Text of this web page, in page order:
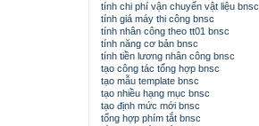
tính chi phí vận chuyển vật liệu bnsc
tính giá máy thi công bnsc
tính nhân công theo tt01 bnsc
tính năng cơ bản bnsc
tính tiền lương nhân công bnsc
tạo công tác tổng hợp bnsc
tạo mẫu template bnsc
tạo nhiều hạng mục bnsc
tạo định mức mới bnsc
tổng hợp phím tắt bnsc